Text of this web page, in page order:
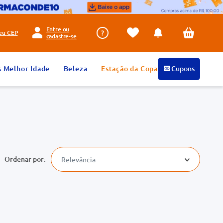
CEP
Entre ou
cadastre-se
Melhor Idade Beleza Estação da Copa Cupons
Relevância